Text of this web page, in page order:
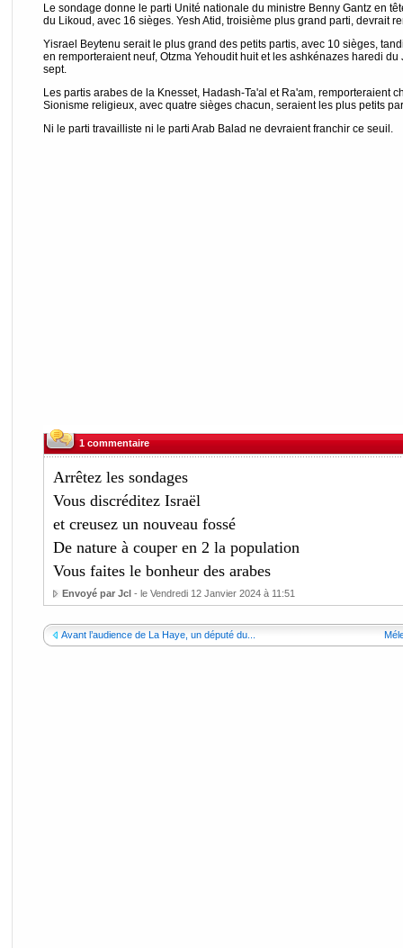
Le sondage donne le parti Unité nationale du ministre Benny Gantz en
du Likoud, avec 16 sièges. Yesh Atid, troisième plus grand parti, devrait
Yisrael Beytenu serait le plus grand des petits partis, avec 10 sièges,
en remporteraient neuf, Otzma Yehoudit huit et les ashkénazes haredi
sept.
Les partis arabes de la Knesset, Hadash-Ta'al et Ra'am, remporteraient
Sionisme religieux, avec quatre sièges chacun, seraient les plus petits
Ni le parti travailliste ni le parti Arab Balad ne devraient franchir ce seuil.
1 commentaire
Arrêtez les sondages
Vous discréditez Israël
et creusez un nouveau fossé
De nature à couper en 2 la population
Vous faites le bonheur des arabes
Envoyé par Jcl- le Vendredi 12 Janvier 2024 à 11:51
Avant l’audience de La Haye, un député du...